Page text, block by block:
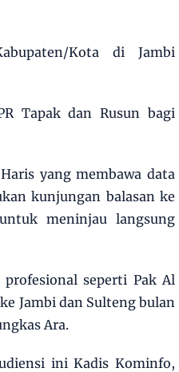
Kota di Jambi
Tapak dan Rusun bagi
yang membawa data
kunjungan balasan ke
meninjau langsung
seperti Pak Al
Jambi dan Sulteng bulan
Ara.
ini Kadis Kominfo,